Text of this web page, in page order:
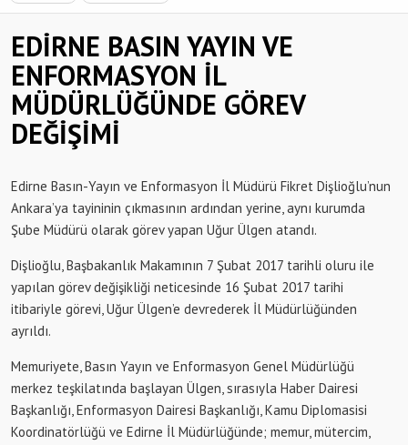
EDİRNE BASIN YAYIN VE
ENFORMASYON İL
MÜDÜRLÜĞÜNDE GÖREV
DEĞİŞİMİ
Edirne Basın-Yayın ve Enformasyon İl Müdürü Fikret Dişlioğlu’nun
Ankara’ya tayininin çıkmasının ardından yerine, aynı kurumda
Şube Müdürü olarak görev yapan Uğur Ülgen atandı.
Dişlioğlu, Başbakanlık Makamının 7 Şubat 2017 tarihli oluru ile
yapılan görev değişikliği neticesinde 16 Şubat 2017 tarihi
itibariyle görevi, Uğur Ülgen’e devrederek İl Müdürlüğünden
ayrıldı.
Memuriyete, Basın Yayın ve Enformasyon Genel Müdürlüğü
merkez teşkilatında başlayan Ülgen, sırasıyla Haber Dairesi
Başkanlığı, Enformasyon Dairesi Başkanlığı, Kamu Diplomasisi
Koordinatörlüğü ve Edirne İl Müdürlüğünde; memur, mütercim,